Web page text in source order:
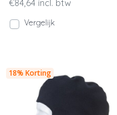
€84,64 incl. btw
Vergelijk
18% Korting